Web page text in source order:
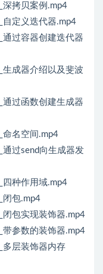
拷贝案例.mp4
定义迭代器.mp4
过容器创建迭代器
成器介绍以及斐波
过函数创建生成器
名空间.mp4
过send向生成器发
种作用域.mp4
闭包.mp4
包实现装饰器.mp4
参数的装饰器.mp4
层装饰器内存